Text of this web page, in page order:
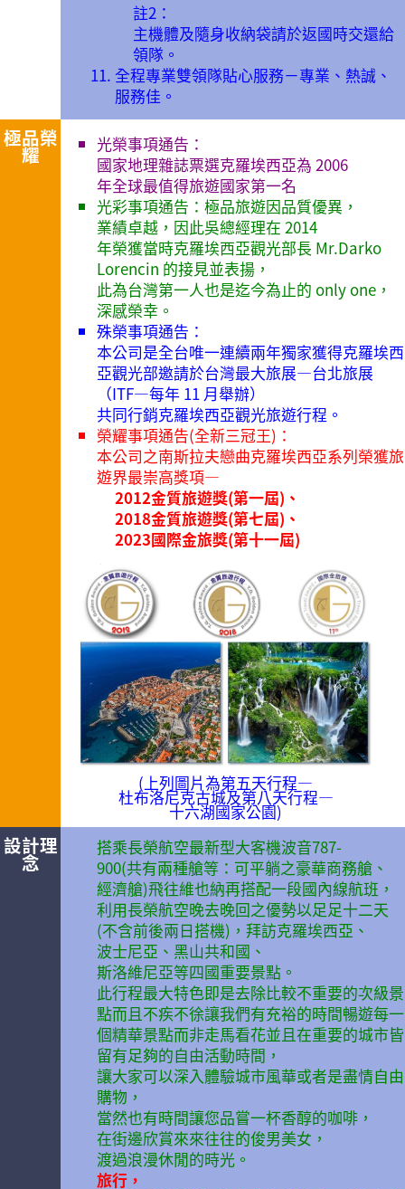
註2：
主機體及隨身收納袋請於返國時交還給
領隊。
全程專業雙領隊貼心服務－專業、熱誠、
服務佳。
極品榮
耀
光榮事項通告：
國家地理雜誌票選克羅埃西亞為 2006
年全球最值得旅遊國家第一名
光彩事項通告：極品旅遊因品質優異，
業績卓越，因此吳總經理在 2014
年榮獲當時克羅埃西亞觀光部長 Mr.Darko
Lorencin 的接見並表揚，
此為台灣第一人也是迄今為止的 only one，
深感榮幸。
殊榮事項通告：
本公司是全台唯一連續兩年獨家獲得克羅埃西
亞觀光部邀請於台灣最大旅展—台北旅展
（ITF—每年 11 月舉辦）
共同行銷克羅埃西亞觀光旅遊行程。
榮耀事項通告(全新三冠王)：
本公司之南斯拉夫戀曲克羅埃西亞系列榮獲旅
遊界最崇高獎項—
2012金質旅遊獎(第一屆)、
2018金質旅遊獎(第七屆)、
2023國際金旅獎(第十一屆)
(上列圖片為第五天行程—
杜布洛尼克古城及第八天行程—
十六湖國家公園)
設計理
念
搭乘長榮航空最新型大客機波音787-
900(共有兩種艙等：可平躺之豪華商務艙、
經濟艙)飛往維也納再搭配一段國內線航班，
利用長榮航空晚去晚回之優勢以足足十二天
(不含前後兩日搭機)，拜訪克羅埃西亞、
波士尼亞、黑山共和國、
斯洛維尼亞等四國重要景點。
此行程最大特色即是去除比較不重要的次級景
點而且不疾不徐讓我們有充裕的時間暢遊每一
個精華景點而非走馬看花並且在重要的城市皆
留有足夠的自由活動時間，
讓大家可以深入體驗城市風華或者是盡情自由
購物，
當然也有時間讓您品嘗一杯香醇的咖啡，
在街邊欣賞來來往往的俊男美女，
渡過浪漫休閒的時光。
旅行，